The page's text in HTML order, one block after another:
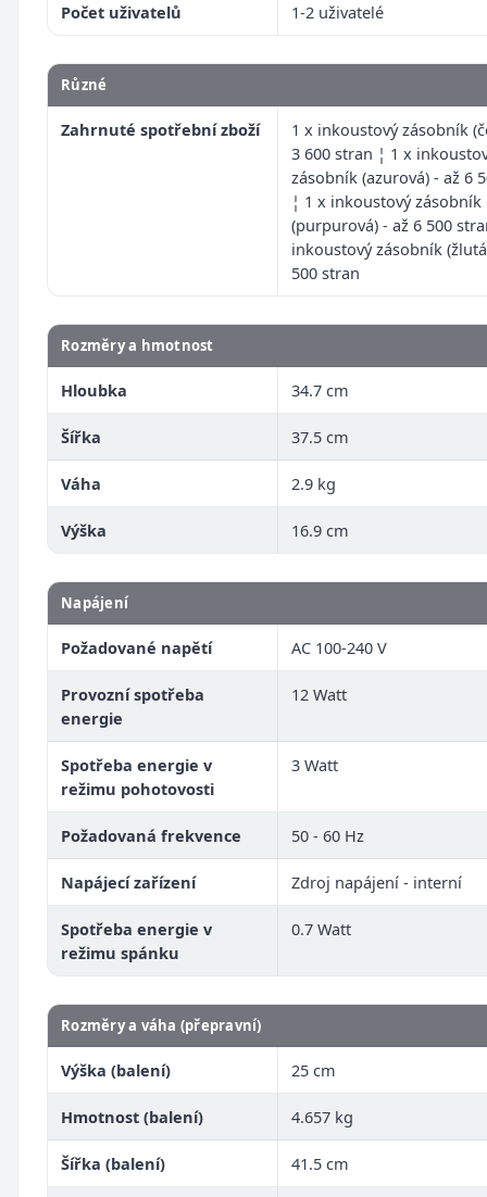
Počet uživatelů 1-2 uživatelé
Různé
Zahrnuté spotřební zboží
1 x inkoustový zásobník
3 600 stran ¦ 1 x
zásobník (azurová) - až 6
¦ 1 x inkoustový zásobník
(purpurová) - až 6 500
inkoustový zásobník
500 stran
Rozměry a hmotnost
Hloubka 34.7 cm
Šířka 37.5 cm
Váha 2.9 kg
Výška 16.9 cm
Napájení
Požadované napětí AC 100-240 V
Provozní spotřeba
energie
12 Watt
Spotřeba energie v
režimu pohotovosti
3 Watt
Požadovaná frekvence 50 - 60 Hz
Napájecí zařízení Zdroj napájení - interní
Spotřeba energie v
režimu spánku
0.7 Watt
Rozměry a váha (přepravní)
Výška (balení) 25 cm
Hmotnost (balení) 4.657 kg
Šířka (balení) 41.5 cm